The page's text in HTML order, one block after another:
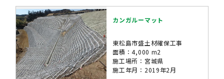
カンガルーマット
東松島市盛土材確保工事
面積：4,000 m2
施工場所：宮城県
施工年月：2019年2月